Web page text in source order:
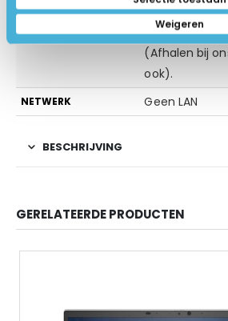
Weigeren
VERZENDING
Op
besteld,
(Afhalen bij
ook).
NETWERK Geen LAN
BESCHRIJVING
GERELATEERDE PRODUCTEN